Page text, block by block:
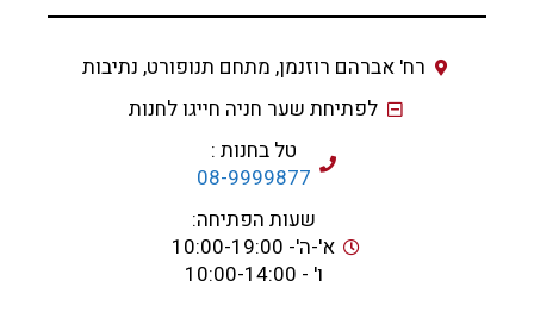
רח' אברהם רוזנמן, מתחם תנופורט, נתיבות
לפתיחת שער חניה חייגו לחנות
טל בחנות :
08-9999877
שעות הפתיחה:
א'-ה'- 10:00-19:00
ו' - 10:00-14:00